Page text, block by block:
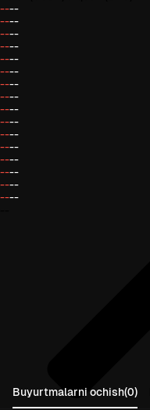
----
----
----
----
----
----
----
----
----
----
----
----
----
----
----
----
Buyurtmalarni ochish(0)